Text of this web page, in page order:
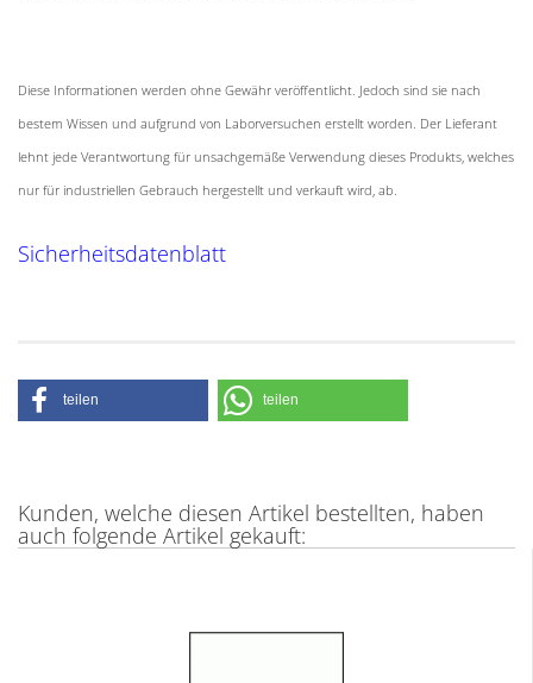
Diese Informationen werden ohne Gewähr veröffentlicht. Jedoch sind sie nach
bestem Wissen und aufgrund von Laborversuchen erstellt worden. Der Lieferant
lehnt jede Verantwortung für unsachgemäße Verwendung dieses Produkts, welches
nur für industriellen Gebrauch hergestellt und verkauft wird, ab.
Sicherheitsdatenblatt
teilen teilen
Kunden, welche diesen Artikel bestellten, haben
auch folgende Artikel gekauft: